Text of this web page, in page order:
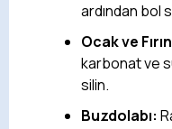
ardından bol
Ocak ve
karbonat ve
silin.
Buzdolabı: